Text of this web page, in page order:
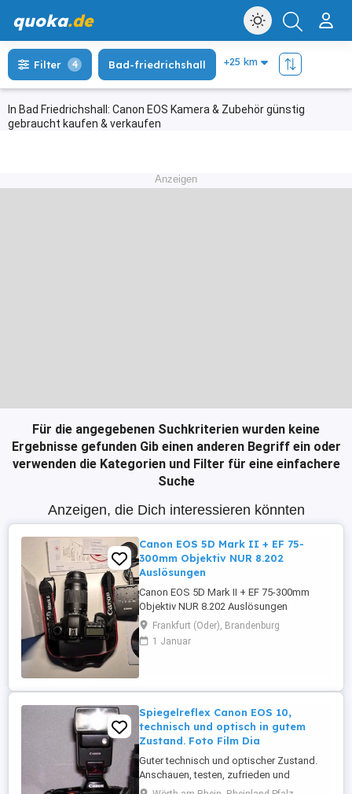
quoka.de
In Bad Friedrichshall: Canon EOS Kamera & Zubehör günstig
gebraucht kaufen & verkaufen
Filter 4 Bad-friedrichshall
Anzeigen
Für die angegebenen Suchkriterien wurden keine
Ergebnisse gefunden Gib einen anderen Begriff ein oder
verwenden die Kategorien und Filter für eine einfachere
Suche
Anzeigen, die Dich interessieren könnten
Canon EOS 5D Mark II + EF 75-
300mm Objektiv NUR 8.202
Auslösungen
Canon EOS 5D Mark II + EF 75-300mm
Objektiv NUR 8.202 Auslösungen
Frankfurt (Oder), Brandenburg
1 Januar
Spiegelreflex Canon EOS 10,
technisch und optisch in gutem
Zustand. Foto Film Dia
Guter technisch und optischer Zustand.
Anschauen, testen, zufrieden und
überzeugt sein. Technische Details unter: